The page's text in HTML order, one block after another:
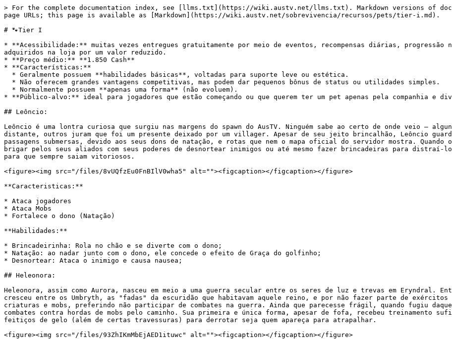
> For the complete documentation index, see [llms.txt](https://wiki.austv.net/llms.txt). Markdown versions of
page URLs; this page is available as [Markdown](https://wiki.austv.net/sobrevivencia/recursos/pets/tier-i.md).
# 🐾Tier I
* **Acessibilidade:** muitas vezes entregues gratuitamente por meio de eventos, recompensas diárias, progressão
adquiridos na loja por um valor reduzido.
* **Preço médio:** **1.850 Cash**
* **Características:**
* **Público-alvo:** ideal para jogadores que estão começando ou que querem ter um pet apenas pela companhia e
## Leôncio:
Leôncio é uma lontra curiosa que surgiu nas margens do spawn do AusTV. Ninguém sabe ao certo de onde veio —
distante, outros juram que foi um presente deixado por um villager. Apesar de seu jeito brincalhão, Leôncio guarda
passagens submersas, devido aos seus dons de natação, e rotas que nem o mapa oficial do servidor mostra.
brigar pelos seus aliados com seus poderes de desnortear inimigos ou até mesmo fazer brincadeiras para distraí-
para que sempre saiam vitoriosos.
<figure><img src="/files/8vUQfzEu0FnBIlV0wha5" alt=""><figcaption></figcaption></figure>
**Caracteristicas:**
* Ataca jogadores
* Ataca Mobs
* Fortalece o dono (Natação)
**Habilidades:**
* Brincadeirinha: Rola no chão e se diverte com o dono;
* Natação: ao nadar junto com o dono, ele concede o efeito de Graça do golfinho;
* Desnortear: Ataca o inimigo e causa nausea;
## Heleonora:
Heleonora, assim como Aurora, nasceu em meio a uma guerra secular entre os seres de luz e trevas em Eryndral.
cresceu entre os Umbryth, as "fadas" da escuridão que habitavam aquele reino, e por não fazer parte de
criaturas e mobs, preferindo não participar de combates na guerra. Ainda que parecesse frágil, quando fugiu
combates contra hordas de mobs pelo caminho. Sua primeira e única forma, apesar de fofa, recebeu treinamento
feitiços de gelo (além de certas travessuras) para derrotar seja quem apareça para atrapalhar.
<figure><img src="/files/93ZhIKmMbEjAED1ituwc" alt=""><figcaption></figcaption></figure>